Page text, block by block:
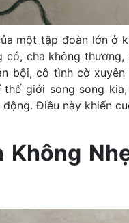
một tập đoàn lớn ở
cha không thương,
bội, cô tình cờ xuyên
giới song song
Điều này khiến
Không